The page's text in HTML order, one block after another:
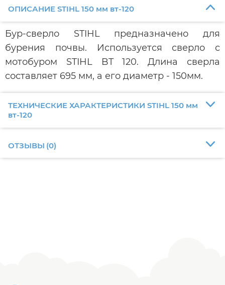
ОПИСАНИЕ STIHL 150 мм вт-120
Бур-сверло STIHL предназначено для
бурения почвы. Используется сверло с
мотобуром STIHL BT 120. Длина сверла
составляет 695 мм, а его диаметр - 150мм.
ТЕХНИЧЕСКИЕ ХАРАКТЕРИСТИКИ STIHL 150 мм
вт-120
ОТЗЫВЫ (0)